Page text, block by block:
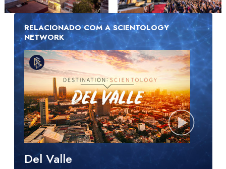
RELACIONADO COM A SCIENTOLOGY
NETWORK
Del Valle